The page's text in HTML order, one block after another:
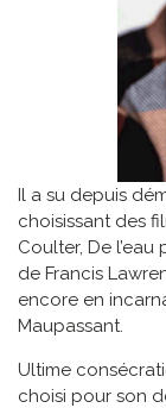
Il a su depuis
choisissant des
Coulter, De
de Francis
encore en
Maupassant.
Ultime
choisi pour son